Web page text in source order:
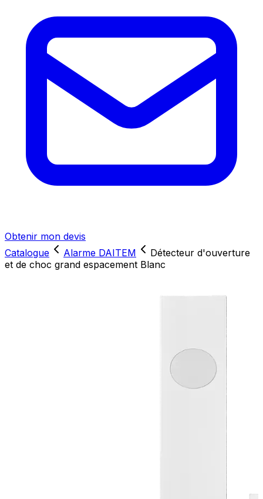
Obtenir mon devis
Catalogue
Alarme DAITEM
Détecteur d'ouverture
et de choc grand espacement Blanc